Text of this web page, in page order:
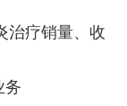
治疗销量、收
务